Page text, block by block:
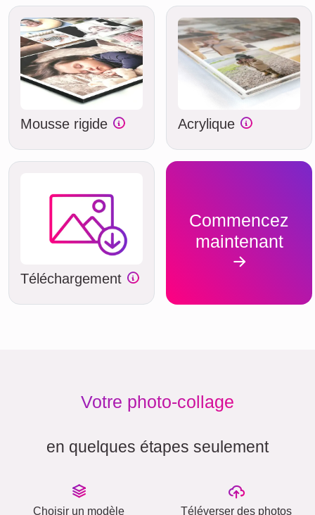
Mousse rigide Acrylique
Téléchargement
Commencez
maintenant
Votre photo-collage
en quelques étapes seulement
Choisir un modèle Téléverser des photos